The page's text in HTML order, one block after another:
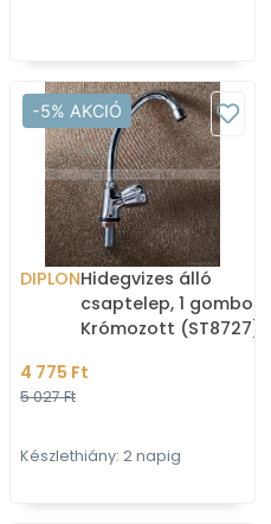
-5% AKCIÓ
DIPLONHidegvizes álló
csaptelep, 1 gombos -
Krómozott (ST8727)
4 775 Ft
5 027 Ft
Készlethiány: 2 napig